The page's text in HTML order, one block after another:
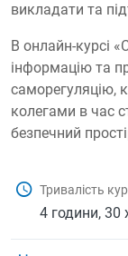
викладати та
В онлайн-курсі
інформацію та
саморегуляцію,
колегами в час
безпечний
Тривалість
4 години, 30